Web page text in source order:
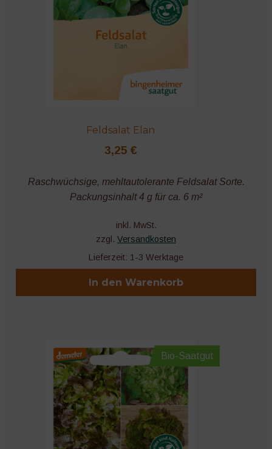
Feldsalat Elan
3,25 €
Raschwüchsige, mehltautolerante Feldsalat Sorte.
Packungsinhalt 4 g für ca. 6 m²
inkl. MwSt.
zzgl. Versandkosten
Lieferzeit: 1-3 Werktage
In den Warenkorb
Bio-Saatgut